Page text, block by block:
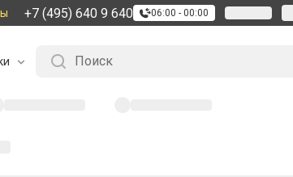
+7 (495) 640 9 640 06:00 - 00:00